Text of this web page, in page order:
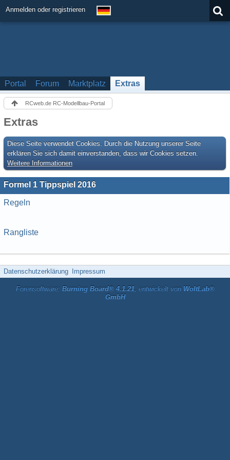
Anmelden oder registrieren
Portal Forum Marktplatz Extras
RCweb.de RC-Modellbau-Portal
Extras
Diese Seite verwendet Cookies. Durch die Nutzung unserer Seite
erklären Sie sich damit einverstanden, dass wir Cookies setzen.
Weitere Informationen
Formel 1 Tippspiel 2016
Regeln
Rangliste
Datenschutzerklärung Impressum
Forensoftware: Burning Board® 4.1.21, entwickelt von WoltLab®
GmbH